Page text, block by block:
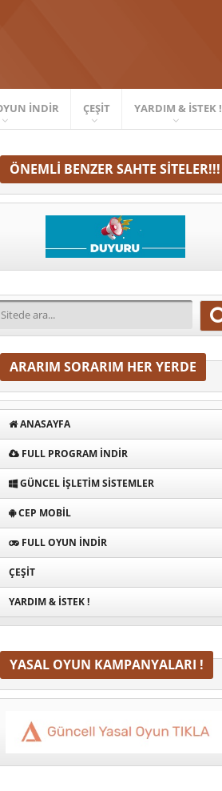
İNDIR ÇEŞIT YARDIM & İSTEK !
ÖNEMLI BENZER SAHTE SITELER!!!
ARARIM SORARIM HER YERDE
ANASAYFA
FULL PROGRAM INDIR
GÜNCEL İŞLETIM SISTEMLER
CEP MOBIL
FULL OYUN İNDIR
ÇEŞIT
YARDIM & İSTEK !
YASAL OYUN KAMPANYALARI !